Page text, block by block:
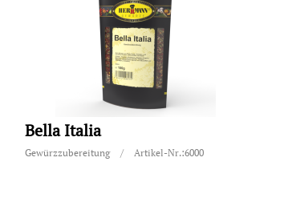
Bella Italia
Gewürzzubereitung / Artikel-Nr.:6000